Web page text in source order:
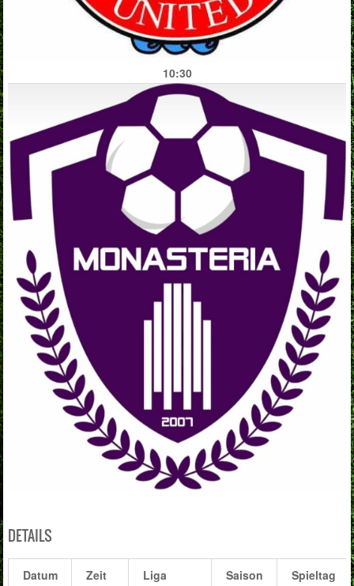
10:30
DETAILS
Datum Zeit Liga Saison Spieltag